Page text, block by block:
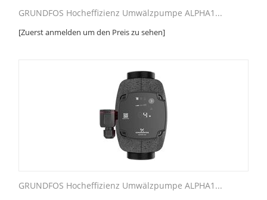
GRUNDFOS Hocheffizienz Umwälzpumpe ALPHA1...
[Zuerst anmelden um den Preis zu sehen]
GRUNDFOS Hocheffizienz Umwälzpumpe ALPHA1...